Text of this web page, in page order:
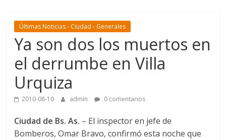
Últimas Noticias - Ciudad - Generales
Ya son dos los muertos en
el derrumbe en Villa
Urquiza
2010-08-10 admin 0 comentarios
Ciudad de Bs. As. – El inspector en jefe de
Bomberos, Omar Bravo, confirmó esta noche que